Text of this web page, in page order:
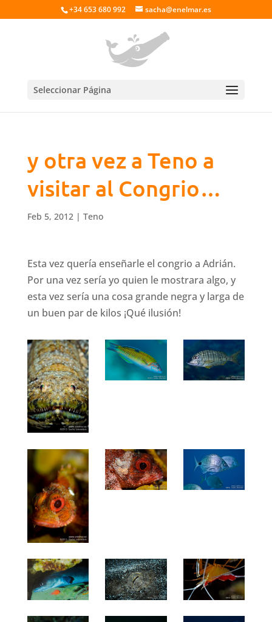
+34 653 680 992 sacha@enelmar.es
Seleccionar Página
y otra vez a Teno a
visitar al Congrio…
Feb 5, 2012| Teno
Esta vez quería enseñarle el congrio a Adrián.
Por una vez sería yo quien le mostrara algo, y
esta vez sería una cosa grande negra y larga de
un buen par de kilos ¡Qué ilusión!